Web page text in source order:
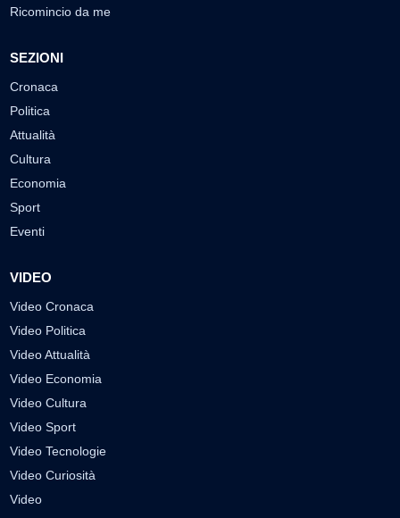
Ricomincio da me
SEZIONI
Cronaca
Politica
Attualità
Cultura
Economia
Sport
Eventi
VIDEO
Video Cronaca
Video Politica
Video Attualità
Video Economia
Video Cultura
Video Sport
Video Tecnologie
Video Curiosità
Video